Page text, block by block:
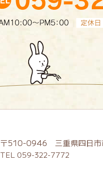
〒510-0946 三重県四日市
TEL 059-322-7772